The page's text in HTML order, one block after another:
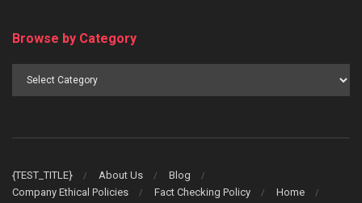
Browse by Category
Browse
{TEST_TITLE} About Us
Blog
Company Ethical Policies
Fact Checking Policy
Home